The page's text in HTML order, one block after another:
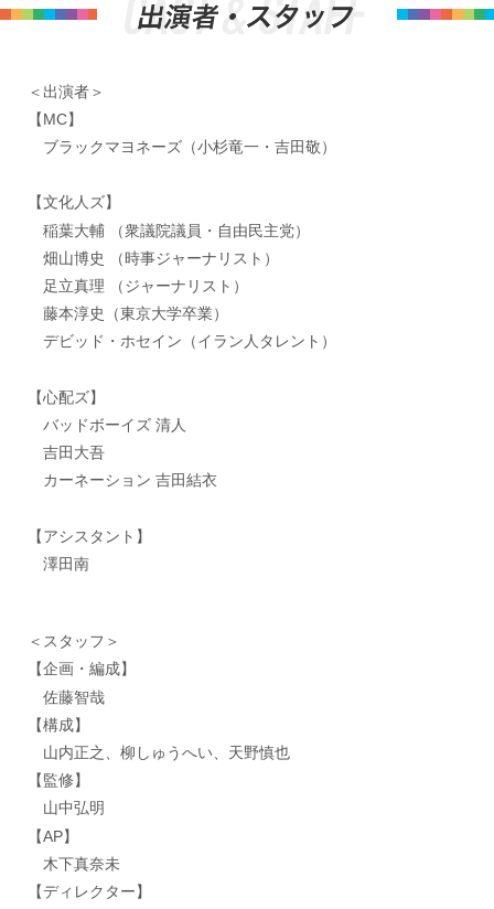
＜出演者＞
【MC】
ブラックマヨネーズ（小杉竜一・吉田敬）
【文化人ズ】
稲葉大輔 （衆議院議員・自由民主党）
畑山博史 （時事ジャーナリスト）
足立真理 （ジャーナリスト）
藤本淳史（東京大学卒業）
デビッド・ホセイン（イラン人タレント）
【心配ズ】
バッドボーイズ 清人
吉田大吾
カーネーション 吉田結衣
【アシスタント】
澤田南
＜スタッフ＞
【企画・編成】
佐藤智哉
【構成】
山内正之、柳しゅうへい、天野慎也
【監修】
山中弘明
【AP】
木下真奈未
【ディレクター】